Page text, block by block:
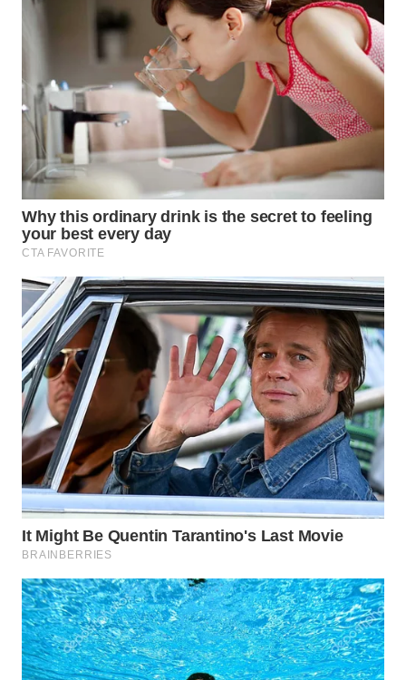
WAHANA
ADVOKAT
WAHANA
INFRASTRUKTUR
WAHANA
WAHANA
LISTRIK
WAHANA
TRAVEL
WAHANA
TV
WAHANANEWS
ID
WAHANANEWS
CO ID
WAHANANEWS
NET